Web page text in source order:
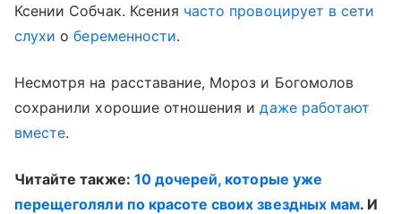
Ксении Собчак. Ксения часто провоцирует в сети
слухи обеременности.
Несмотря на расставание, Мороз и Богомолов
сохранили хорошие отношения идаже работают
вместе.
Читайте также: 10 дочерей, которые уже
перещеголяли по красоте своих звездных мам. И